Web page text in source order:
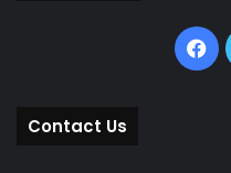
Contact Us